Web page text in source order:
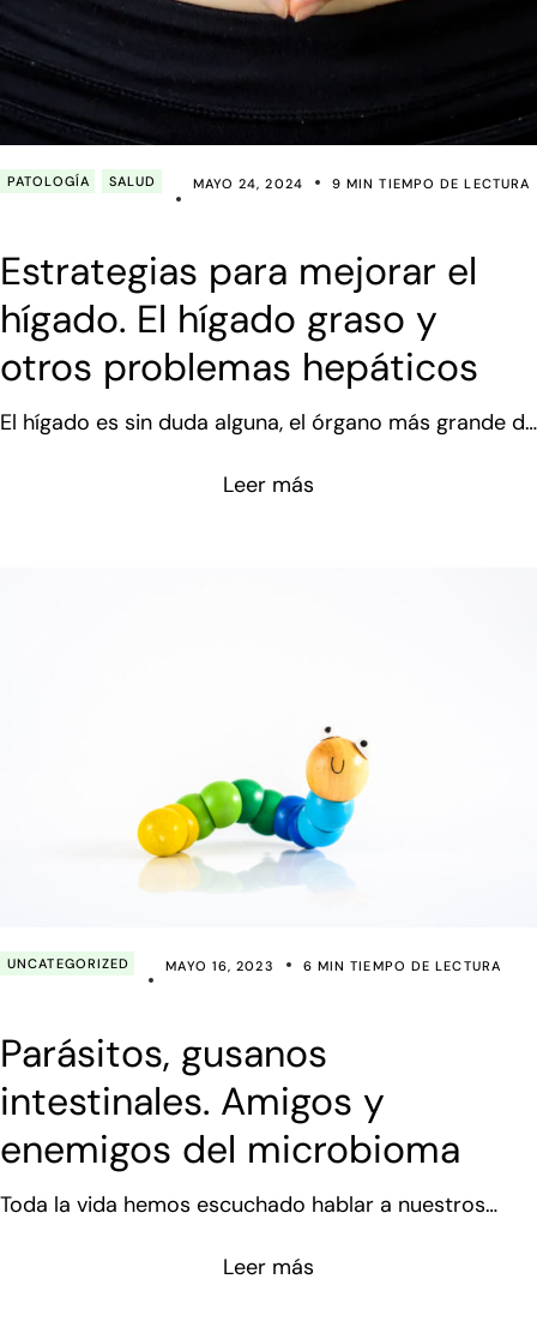
PATOLOGÍA SALUD MAYO 24, 2024 9 MIN TIEMPO DE LECTURA
Estrategias para mejorar el
hígado. El hígado graso y
otros problemas hepáticos
El hígado es sin duda alguna, el órgano más grande de
y sus funciones son muy variadas. Como le digo a mis
Leer más
UNCATEGORIZED MAYO 16, 2023 6 MIN TIEMPO DE LECTURA
Parásitos, gusanos
intestinales. Amigos y
enemigos del microbioma
Toda la vida hemos escuchado hablar a nuestros
delgado, seguramente tenía una tenia (Un tipo de
Leer más